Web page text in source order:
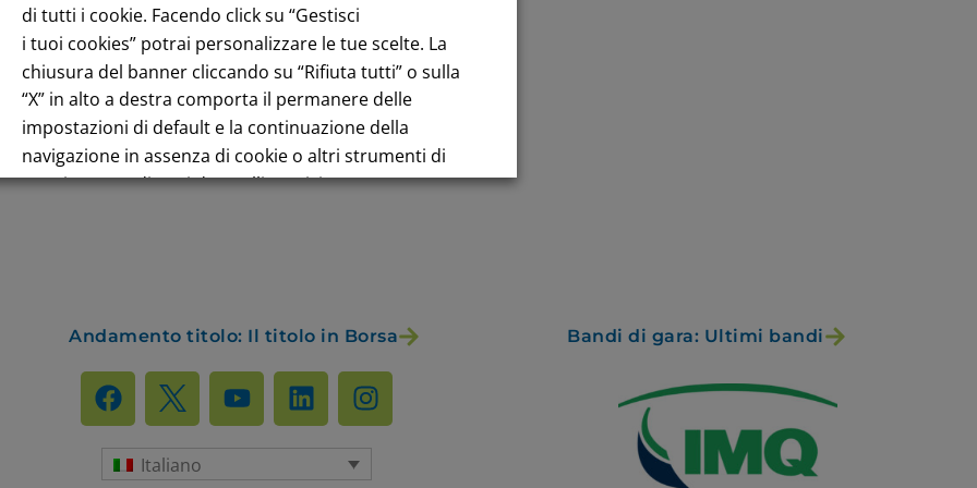
Andamento titolo: Il titolo in Borsa Bandi di gara: Ultimi bandi
Italiano
di tutti i cookie. Facendo click su “Gestisci
i tuoi cookies” potrai personalizzare le tue scelte. La
chiusura del banner cliccando su “Rifiuta tutti” o sulla
“X” in alto a destra comporta il permanere delle
impostazioni di default e la continuazione della
navigazione in assenza di cookie o altri strumenti di
tracciamento diversi da quelli tecnici.
GESTISCI I TUOI COOKIES
ACCETTA